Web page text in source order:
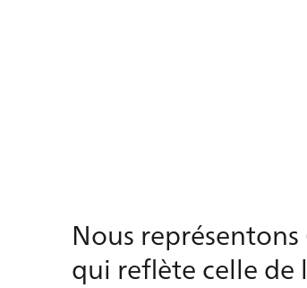
Nous
qui reflète celle de